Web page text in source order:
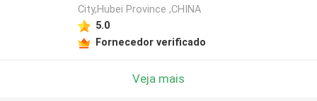
City,Hubei Province ,CHINA
5.0
Fornecedor verificado
Veja mais